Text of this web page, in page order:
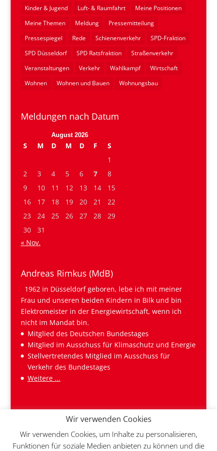
Kinder & Jugend
Luft- & Raumfahrt
Meine Positionen
Meine Themen
Meldung
Pressemitteilung
Pressespiegel
Rede Schienenverkehr
SPD-Fraktion
SPD Düsseldorf
SPD Ratsfraktion
Straßenverkehr
Veranstaltungen
Verkehr Wahlkampf
Wirtschaft
Wohnen
Wohnen und Bauen Wohnungsbau
Meldungen nach Datum
August 2026
S M D M D F
S
1
2
3 4 5 6 7
8
9
10 11 12 13 14
15
16
17 18 19 20 21
22
23
24 25 26 27 28
29
30
31
« Nov.
Andreas Rimkus (MdB)
1962 in Düsseldorf geboren, lebe ich mit meiner
Frau und unseren beiden Kindern in Bilk und bin
Elektromeister in der Energiewirtschaft, wenn ich
nicht im Mandat bin.
Mitglied des Deutschen Bundestages
Mitglied im Ausschuss für Klimaschutz und Energie
Stellvertretendes Mitglied im Ausschuss für
Verkehr des Bundestages
Weitere ...
Wir verwenden Cookies
Wir verwenden Cookies, um Inhalte zu personalisieren,
Funktionen für soziale Medien anbieten zu können und die